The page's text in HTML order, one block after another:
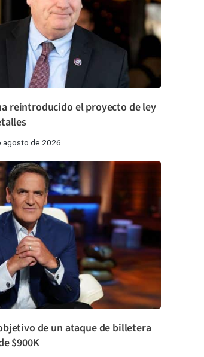
reintroducido el proyecto de ley
agosto de 2026
de un ataque de billetera
$900K